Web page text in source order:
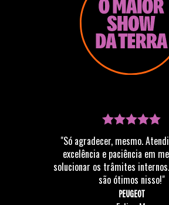
"Só agradecer, mesmo.
excelência e paciência em
solucionar os trâmites internos.
são ótimos nisso!"
PEUGEOT